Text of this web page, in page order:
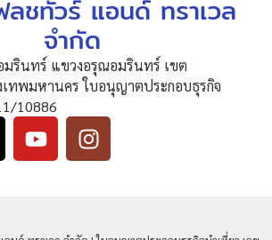
ชทัวร์ แอนด์ ทราเวล
จำกัด
รินทร์ แขวงอรุณอมรินทร์ เขต
เทพมหานคร ใบอนุญาตประกอบธุรกิจ
10886